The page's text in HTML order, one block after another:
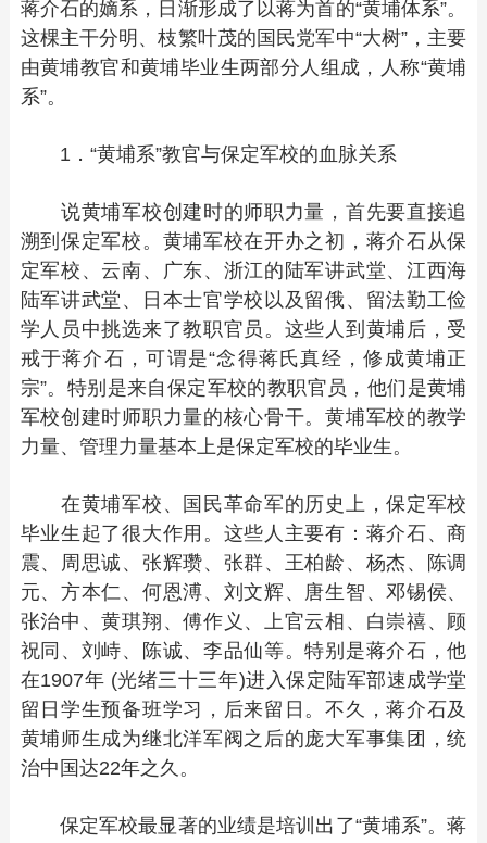
蒋介石的嫡系，日渐形成了以蒋为首的“黄埔体系”。
这棵主干分明、枝繁叶茂的国民党军中“大树”，主要
由黄埔教官和黄埔毕业生两部分人组成，人称“黄埔
系”。
1．“黄埔系”教官与保定军校的血脉关系
说黄埔军校创建时的师职力量，首先要直接追
溯到保定军校。黄埔军校在开办之初，蒋介石从保
定军校、云南、广东、浙江的陆军讲武堂、江西海
陆军讲武堂、日本士官学校以及留俄、留法勤工俭
学人员中挑选来了教职官员。这些人到黄埔后，受
戒于蒋介石，可谓是“念得蒋氏真经，修成黄埔正
宗”。特别是来自保定军校的教职官员，他们是黄埔
军校创建时师职力量的核心骨干。黄埔军校的教学
力量、管理力量基本上是保定军校的毕业生。
在黄埔军校、国民革命军的历史上，保定军校
毕业生起了很大作用。这些人主要有：蒋介石、商
震、周思诚、张辉瓒、张群、王柏龄、杨杰、陈调
元、方本仁、何恩溥、刘文辉、唐生智、邓锡侯、
张治中、黄琪翔、傅作义、上官云相、白崇禧、顾
祝同、刘峙、陈诚、李品仙等。特别是蒋介石，他
在1907年 (光绪三十三年)进入保定陆军部速成学堂
留日学生预备班学习，后来留日。不久，蒋介石及
黄埔师生成为继北洋军阀之后的庞大军事集团，统
治中国达22年之久。
保定军校最显著的业绩是培训出了“黄埔系”。蒋